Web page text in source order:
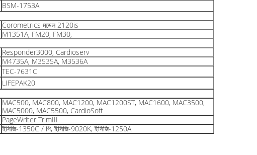
BSM-1753A
Corometrics মডেল 2120is
M1351A, FM20, FM30,
Responder3000, Cardioserv
M4735A, M3535A, M3536A
TEC-7631C
LIFEPAK20
MAC500, MAC800, MAC1200, MAC1200ST, MAC1600, MAC3500,
MAC5000, MAC5500, CardioSoft
PageWriter TrimIII
ইসিজি-1350C / পি, ইসিজি-9020K, ইসিজি-1250A